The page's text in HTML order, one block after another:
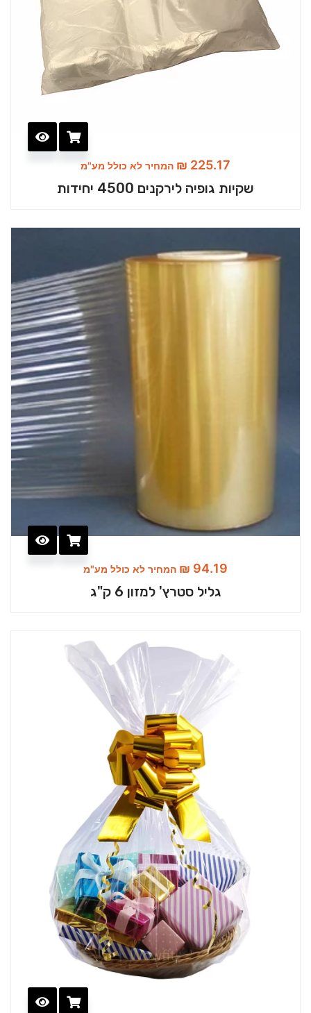
₪ 225.17 המחיר לא כולל מע"מ
שקיות גופיה לירקנים 4500 יחידות
₪ 94.19 המחיר לא כולל מע"מ
גליל סטרץ' למזון 6 ק"ג